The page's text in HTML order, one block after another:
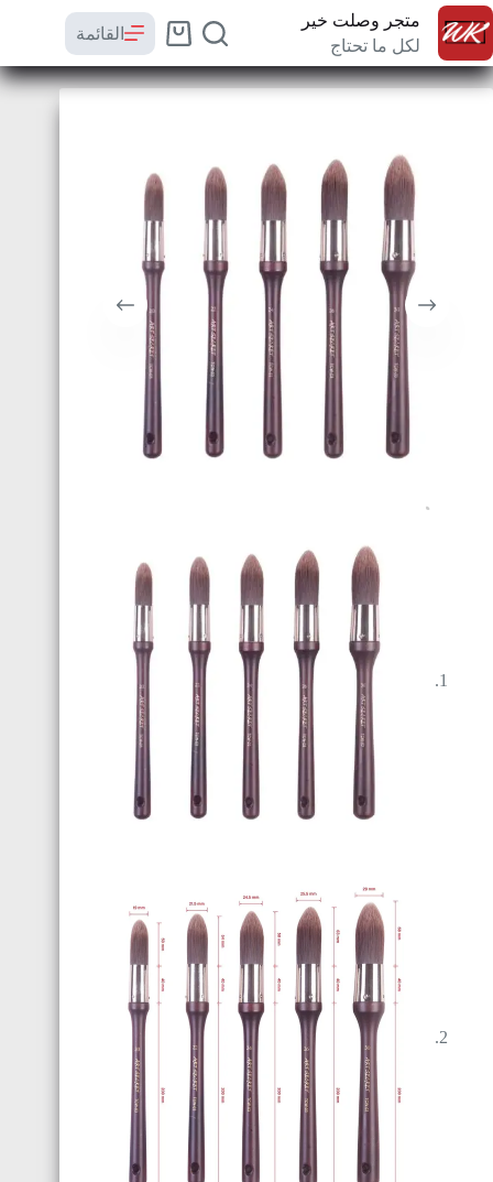
متجر وصلت خير
لكل ما تحتاج
القائمة